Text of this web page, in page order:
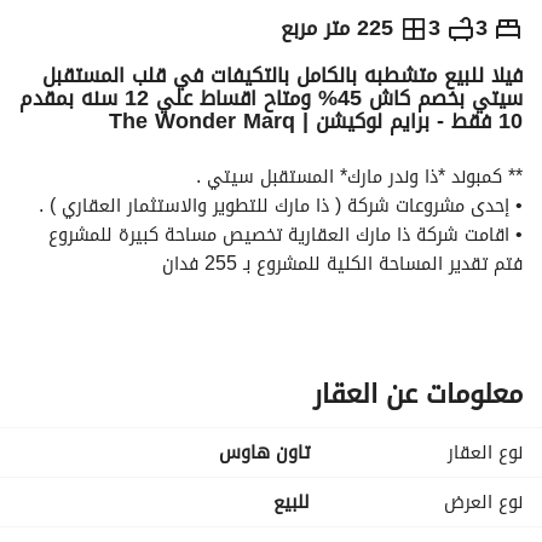
3
3 225 متر مربع ج.م 9,300,000
الاماكن القريبة
فيلا للبيع متشطبه بالكامل بالتكيفات في قلب المستقبل
سيتي بخصم كاش 45% ومتاح اقساط علي 12 سنه بمقدم
10 فقط - برايم لوكيشن | The Wonder Marq
** كمبوند *ذا وندر مارك* المستقبل سيتي .
• إحدى مشروعات شركة ( ذا مارك للتطوير والاستثمار العقاري ) .
فتم تقدير المساحة الكلية للمشروع بـ 255 فدان
** مواصفات الوحده :
** مساحه المبني : 225 متر + 46 متر جاردن.
• 3 غرفه نوم ماستر .
معلومات عن العقار
نوع العقار
تاون هاوس
نوع العرض
للبيع